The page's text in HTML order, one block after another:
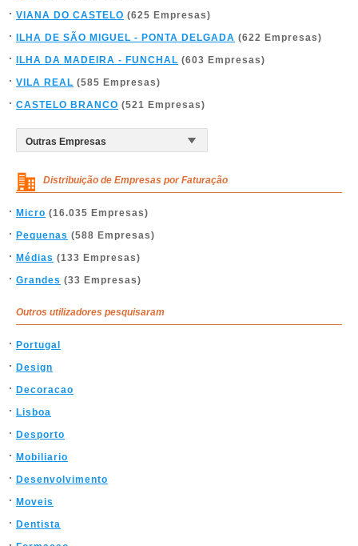
VIANA DO CASTELO (625 Empresas)
ILHA DE SÃO MIGUEL - PONTA DELGADA (622 Empresas)
ILHA DA MADEIRA - FUNCHAL (603 Empresas)
VILA REAL (585 Empresas)
CASTELO BRANCO (521 Empresas)
Distribuição de Empresas por Faturação
Micro (16.035 Empresas)
Pequenas (588 Empresas)
Médias (133 Empresas)
Grandes (33 Empresas)
Outros utilizadores pesquisaram
Portugal
Design
Decoracao
Lisboa
Desporto
Mobiliario
Desenvolvimento
Moveis
Dentista